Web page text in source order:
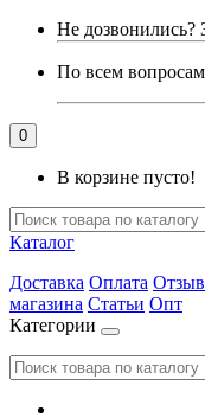
Не дозвонились?
По всем
0
В корзине пусто!
Каталог
Доставка Оплата
магазина Статьи Опт
Категории